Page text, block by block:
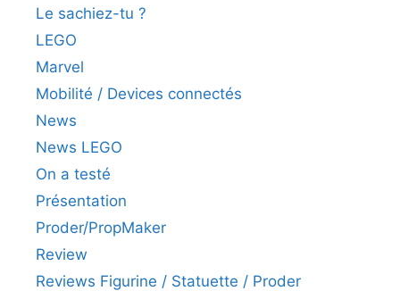
Le sachiez-tu ?
LEGO
Marvel
Mobilité / Devices connectés
News
News LEGO
On a testé
Présentation
Proder/PropMaker
Review
Reviews Figurine / Statuette / Proder